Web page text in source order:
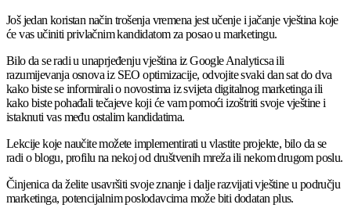
Još jedan koristan način trošenja vremena jest učenje i jačanje vještina koje
će vas učiniti privlačnim kandidatom za posao u marketingu.
Bilo da se radi u unaprjeđenju vještina iz Google Analyticsa ili
razumijevanja osnova iz SEO optimizacije, odvojite svaki dan sat do dva
kako biste se informirali o novostima iz svijeta digitalnog marketinga ili
kako biste pohađali tečajeve koji će vam pomoći izoštriti svoje vještine i
istaknuti vas među ostalim kandidatima.
Lekcije koje naučite možete implementirati u vlastite projekte, bilo da se
radi o blogu, profilu na nekoj od društvenih mreža ili nekom drugom poslu.
Činjenica da želite usavršiti svoje znanje i dalje razvijati vještine u području
marketinga, potencijalnim poslodavcima može biti dodatan plus.